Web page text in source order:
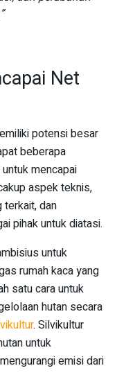
Net
potensi besar
beberapa
mencapai
aspek teknis,
terkait, dan
pihak untuk diatasi.
untuk
rumah kaca yang
satu cara untuk
hutan secara
. Silvikultur
untuk
emisi dari